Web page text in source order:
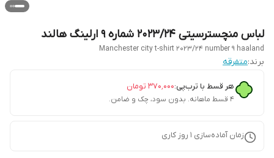
لباس منچسترسیتی ۲۰۲۳/۲۴ شماره ۹ ارلینگ هالند
Manchester city t-shirt 2023/24 number 9 haaland
برند:متفرقه
هر قسط با ترب‌پی:۳۷۰٬۰۰۰ تومان
۴ قسط ماهانه. بدون سود، چک و ضامن.
زمان آماده‌سازی 1 روز کاری